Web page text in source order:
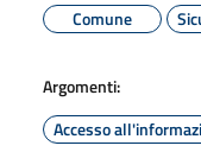
Comune
Argomenti:
Accesso